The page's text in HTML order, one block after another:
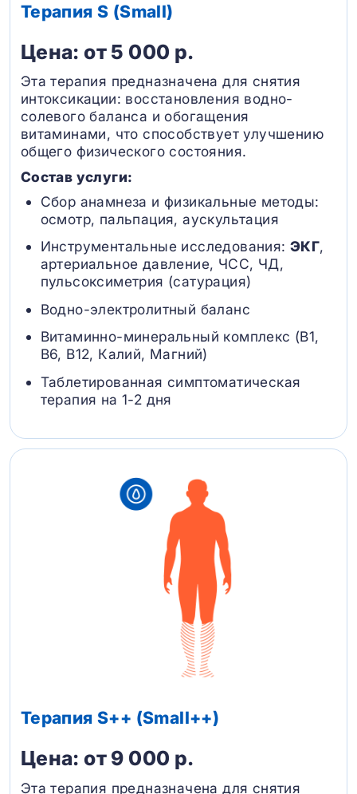
Терапия S (Small)
Цена: от 5 000 р.
Эта терапия предназначена для снятия
интоксикации: восстановления водно-
солевого баланса и обогащения
витаминами, что способствует улучшению
общего физического состояния.
Состав услуги:
Сбор анамнеза и физикальные методы:
осмотр, пальпация, аускультация
Инструментальные исследования: ЭКГ,
артериальное давление, ЧСС, ЧД,
пульсоксиметрия (сатурация)
Водно-электролитный баланс
Витаминно-минеральный комплекс (B1,
B6, В12, Калий, Магний)
Таблетированная симптоматическая
терапия на 1-2 дня
Терапия S++ (Small++)
Цена: от 9 000 р.
Эта терапия предназначена для снятия